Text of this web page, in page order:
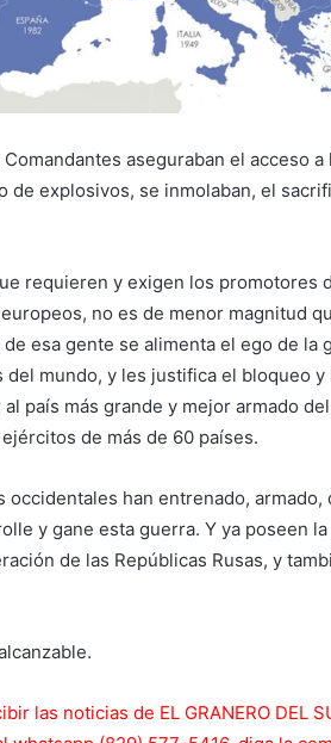
aseguraban el acceso
de explosivos, se inmolaban, el
requieren y exigen los promotores
no es de menor magnitud
esa gente se alimenta el ego de
del mundo, y les justifica el bloqueo
país más grande y mejor armado
de más de 60 países.
occidentales han entrenado,
y gane esta guerra. Y ya poseen
de las Repúblicas Rusas, y
las noticias de EL GRANERO DEL